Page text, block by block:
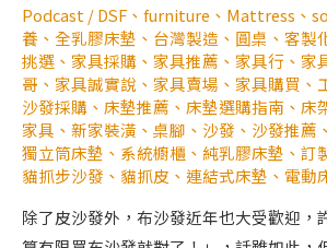
Podcast /DSF 、 furniture 、 Mattress 、
養 、 全乳膠床墊 、 台灣製造 、 圓桌 、 客製
挑選 、 家具採購 、 家具推薦 、 家具行 、 家
哥 、 家具誠實說 、 家具賣場 、 家具購買 、
沙發採購 、 床墊推薦 、 床墊選購指南 、 床
家具 、 新家裝潢 、 桌腳 、 沙發 、 沙發推薦 、
獨立筒床墊 、 系統櫥櫃 、 純乳膠床墊 、 訂
貓抓步沙發 、 貓抓皮 、 連結式床墊 、 電動
除了皮沙發外，布沙發近年也大受歡迎，